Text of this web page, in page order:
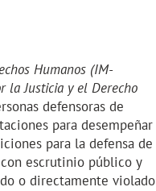
Humanos (IM-
la Justicia y el Derecho
defensoras de
para desempeñar
para la defensa de
escrutinio público y
o directamente violado